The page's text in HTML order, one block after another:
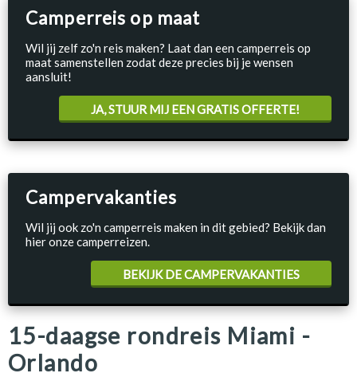
15-daagse rondreis Miami -
Orlando
Camperreis op maat
Wil jij zelf zo'n reis maken? Laat dan een camperreis op
maat samenstellen zodat deze precies bij je wensen
aansluit!
JA, STUUR MIJ EEN GRATIS OFFERTE!
Campervakanties
Wil jij ook zo'n camperreis maken in dit gebied? Bekijk dan
hier onze camperreizen.
BEKIJK DE CAMPERVAKANTIES